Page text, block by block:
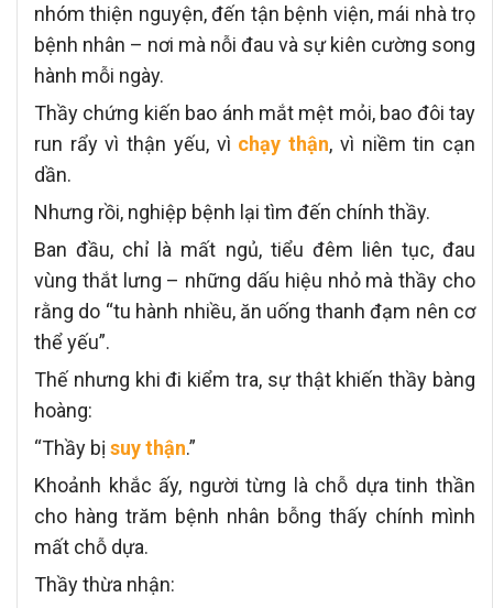
nhóm thiện nguyện,đến tận bệnh viện, mái nhà trọ
bệnh nhân – nơi mà nỗi đau và sự kiên cường song
hành mỗi ngày.
Thầy chứng kiến bao ánh mắt mệt mỏi, bao đôi tay
run rẩy vì thận yếu, vì chạy thận, vì niềm tin cạn
dần.
Nhưng rồi, nghiệp bệnh lại tìm đến chính thầy.
Ban đầu, chỉ là mất ngủ, tiểu đêm liên tục, đau
vùng thắt lưng – những dấu hiệu nhỏ mà thầy cho
rằng do “tu hành nhiều, ăn uống thanh đạm nên cơ
thể yếu”.
Thế nhưng khi đi kiểm tra, sự thật khiến thầy bàng
hoàng:
“Thầy bị suy thận.”
Khoảnh khắc ấy, người từng là chỗ dựa tinh thần
cho hàng trăm bệnh nhân bỗng thấy chính mình
mất chỗ dựa.
Thầy thừa nhận: